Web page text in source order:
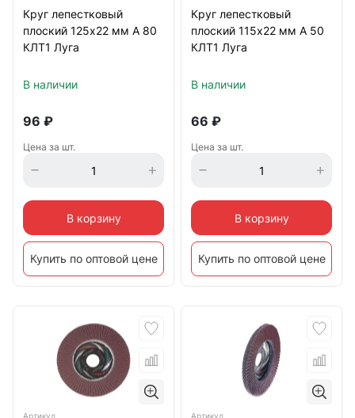
Круг лепестковый
плоский 125х22 мм A 80
КЛТ1 Луга
В наличии
96 ₽
Цена за шт.
В корзину
Купить по оптовой цене
Круг лепестковый
плоский 115х22 мм A 50
КЛТ1 Луга
В наличии
66 ₽
Цена за шт.
В корзину
Купить по оптовой цене
Артикул Артикул